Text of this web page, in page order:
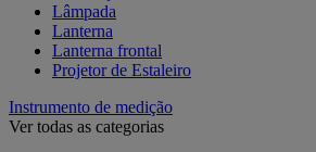
Lâmpada
Lanterna
Lanterna frontal
Projetor de Estaleiro
Instrumento de medição
Ver todas as categorias